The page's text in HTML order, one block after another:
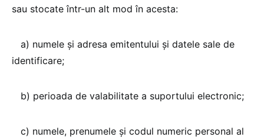
sau stocate într-un alt mod în acesta:
a) numele și adresa emitentului şi datele sale de
identificare;
b) perioada de valabilitate a suportului electronic;
c) numele, prenumele și codul numeric personal al